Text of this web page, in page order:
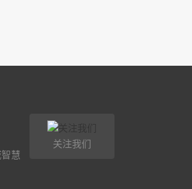
慧
关注我们